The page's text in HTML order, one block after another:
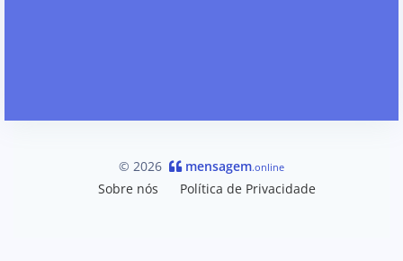
© 2026 mensagem.online
Sobre nós Política de Privacidade